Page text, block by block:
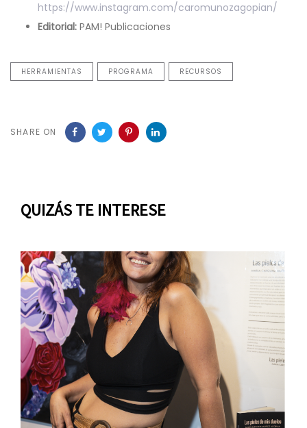
https://www.instagram.com/caromunozagopian/
Editorial: PAM! Publicaciones
HERRAMIENTAS PROGRAMA RECURSOS
SHARE ON
QUIZÁS TE INTERESE